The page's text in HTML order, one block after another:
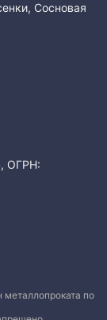
Сосновая
ОГРН:
по